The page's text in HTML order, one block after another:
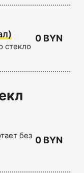
стекло
0 BYN
без 0 BYN